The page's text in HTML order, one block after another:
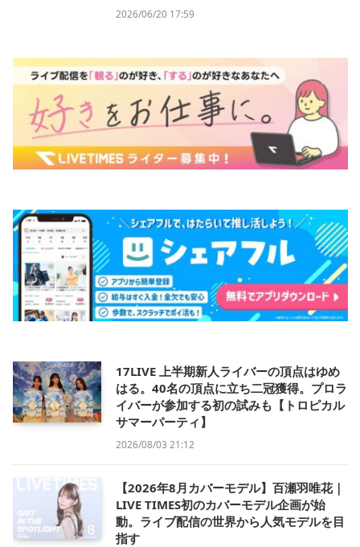
2026/06/20 17:59
17LIVE 上半期新人ライバーの頂点はゆめ
はる。40名の頂点に立ち二冠獲得。プロラ
イバーが参加する初の試みも【トロピカル
サマーパーティ】
2026/08/03 21:12
【2026年8月カバーモデル】百瀬羽唯花｜
LIVE TIMES初のカバーモデル企画が始
動。ライブ配信の世界から人気モデルを目
指す